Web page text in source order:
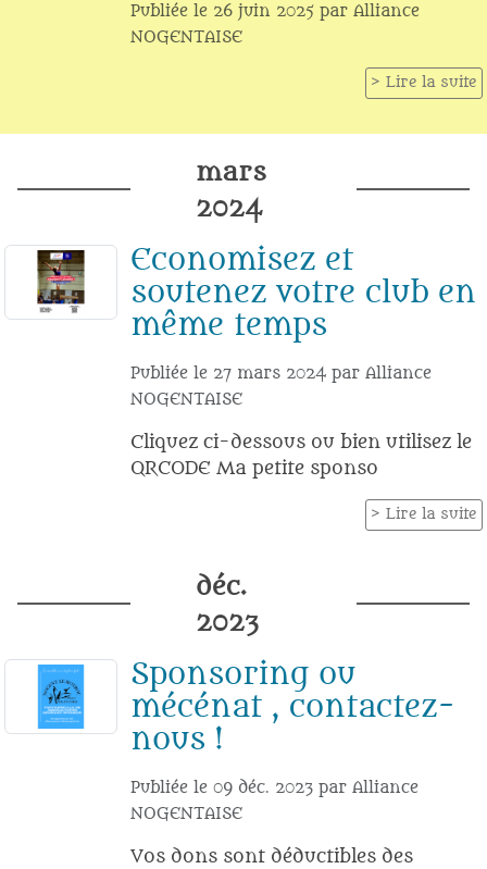
Publiée le 26 juin 2025 par Alliance
NOGENTAISE
Lire la suite
mars
2024
Economisez et
soutenez votre club en
même temps
Publiée le 27 mars 2024 par Alliance
NOGENTAISE
Cliquez ci-dessous ou bien utilisez le
QRCODE Ma petite sponso
Lire la suite
déc.
2023
Sponsoring ou
mécénat , contactez-
nous !
Publiée le 09 déc. 2023 par Alliance
NOGENTAISE
Vos dons sont déductibles des